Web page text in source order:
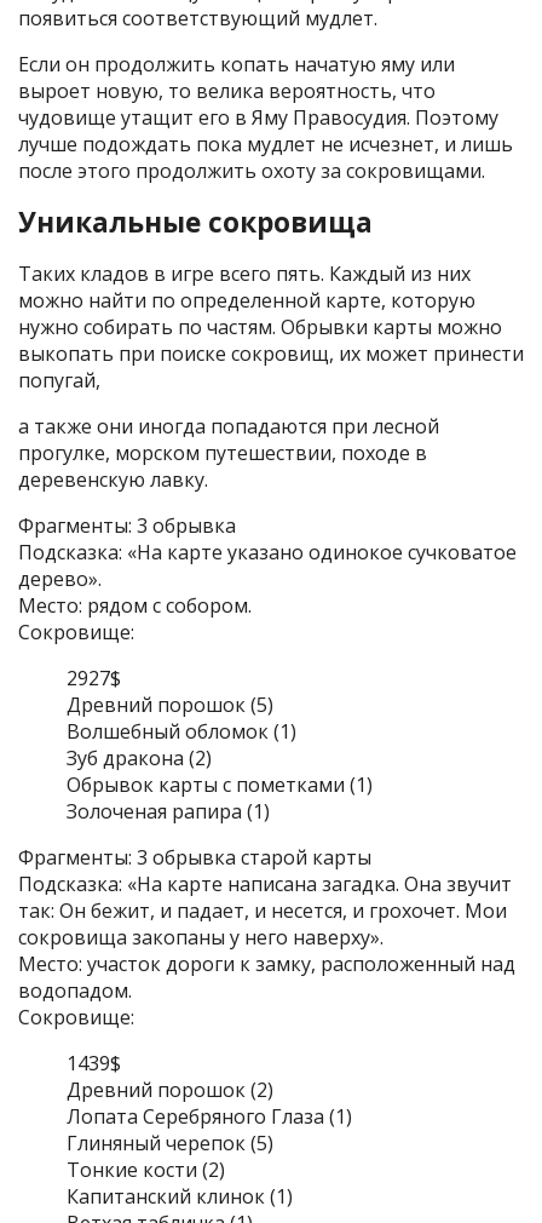
появиться соответствующий мудлет.
Если он продолжить копать начатую яму или
выроет новую, то велика вероятность, что
чудовище утащит его в Яму Правосудия. Поэтому
лучше подождать пока мудлет не исчезнет, и лишь
после этого продолжить охоту за сокровищами.
Уникальные сокровища
Таких кладов в игре всего пять. Каждый из них
можно найти по определенной карте, которую
нужно собирать по частям. Обрывки карты можно
выкопать при поиске сокровищ, их может принести
попугай,
а также они иногда попадаются при лесной
прогулке, морском путешествии, походе в
деревенскую лавку.
Фрагменты: 3 обрывка
Подсказка: «На карте указано одинокое сучковатое
дерево».
Место: рядом с собором.
Сокровище:
2927$
Древний порошок (5)
Волшебный обломок (1)
Зуб дракона (2)
Обрывок карты с пометками (1)
Золоченая рапира (1)
Фрагменты: 3 обрывка старой карты
Подсказка: «На карте написана загадка. Она звучит
так: Он бежит, и падает, и несется, и грохочет. Мои
сокровища закопаны у него наверху».
Место: участок дороги к замку, расположенный над
водопадом.
Сокровище:
1439$
Древний порошок (2)
Лопата Серебряного Глаза (1)
Глиняный черепок (5)
Тонкие кости (2)
Капитанский клинок (1)